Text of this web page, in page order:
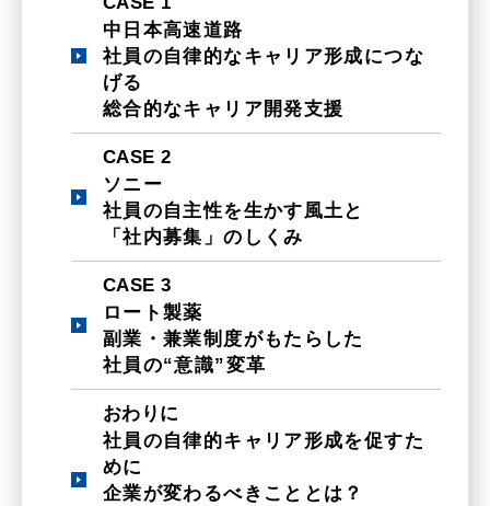
中日本高速道路
社員の自律的なキャリア形成につな
げる
総合的なキャリア開発支援
CASE 2
ソニー
社員の自主性を生かす風土と
「社内募集」のしくみ
CASE 3
ロート製薬
副業・兼業制度がもたらした
社員の“意識”変革
おわりに
社員の自律的キャリア形成を促すた
めに
企業が変わるべきこととは？